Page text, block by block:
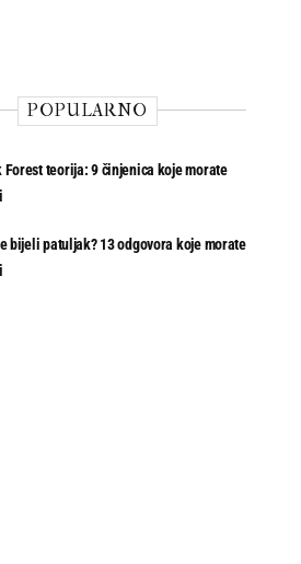
POPULARNO
Forest teorija: 9 činjenica koje morate
bijeli patuljak? 13 odgovora koje morate